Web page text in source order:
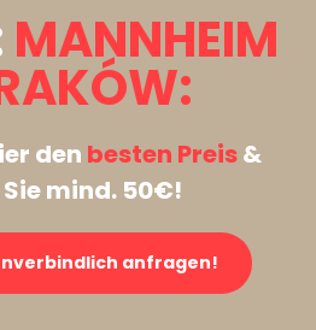
MANNHEIM
den besten Preis&
mind. 50€!
anfragen!